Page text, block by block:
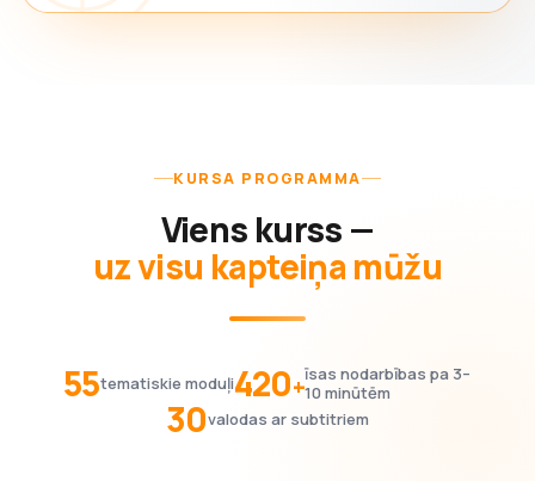
KURSA PROGRAMMA
Viens kurss —
uz visu kapteiņa mūžu
55tematiskie moduļi420+īsas nodarbības pa 3–
10 minūtēm
30valodas ar subtitriem